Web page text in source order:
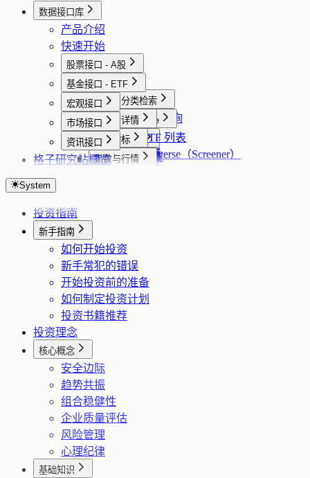
数据接口库
产品介绍
快速开始
股票接口 - A股
概览
基础与分类检索
股票批量查询
股票详情
股票搜索
行业列表
选股与 Universe
股票选股
选股 Universe（Screener）
行情与 K 线
股票 K 线
财务与主营
年报百分比报表（GRATIO）
年报杜邦分析序列
主营业务
十年业绩最新报告期
行业信息
同业可比池（自动）
行业周期快照
核心题材
公司经营画像（F10）
综合评分
消息面诊断
财务评估
财务画像
监管、披露与资讯
监管/问询/处分事件
治理负面事件归一
运营与管理洞察聚合
公告/财报候选链接搜索
基金接口 - ETF
概览
列表与详情
全量 ETF 列表
基金选股
行情
ETF K 线
持仓与配置
跟踪指数
估值分析
宏观接口
概览
宏观指标
PMI 分页
LPR 分页
LPR 序列
新增信贷分页
新增信贷序列
GDP 分页
社会消费品零售总额分页
市场接口
概览
指数与行情
资讯接口
概览
题材成分股
专题资讯流
资讯搜索
快讯要闻
格子研究站
System
投资指南
新手指南
如何开始投资
新手常犯的错误
开始投资前的准备
如何制定投资计划
投资书籍推荐
投资理念
核心概念
安全边际
趋势共振
组合稳健性
企业质量评估
风险管理
心理纪律
基础知识